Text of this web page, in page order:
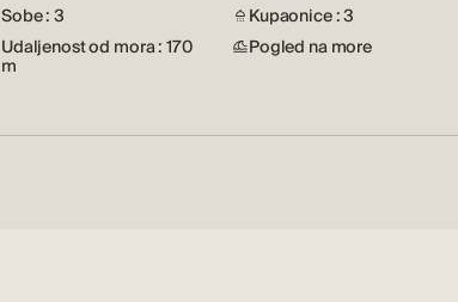
Sobe : 3
Kupaonice : 3
Udaljenost od mora : 170
m
Pogled na more